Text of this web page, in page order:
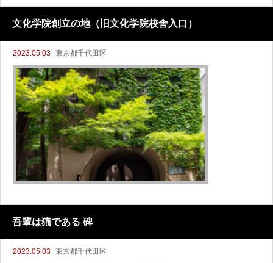
文化学院創立の地（旧文化学院校舎入口）
2023.05.03 東京都千代田区
吾輩は猫である 碑
2023.05.03 東京都千代田区